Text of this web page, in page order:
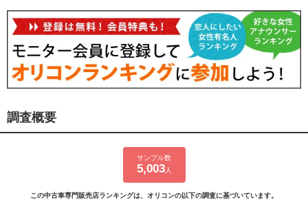
調査概要
サンプル数
5,003人
この中古車専門販売店ランキングは、オリコンの以下の調査に基づいています。